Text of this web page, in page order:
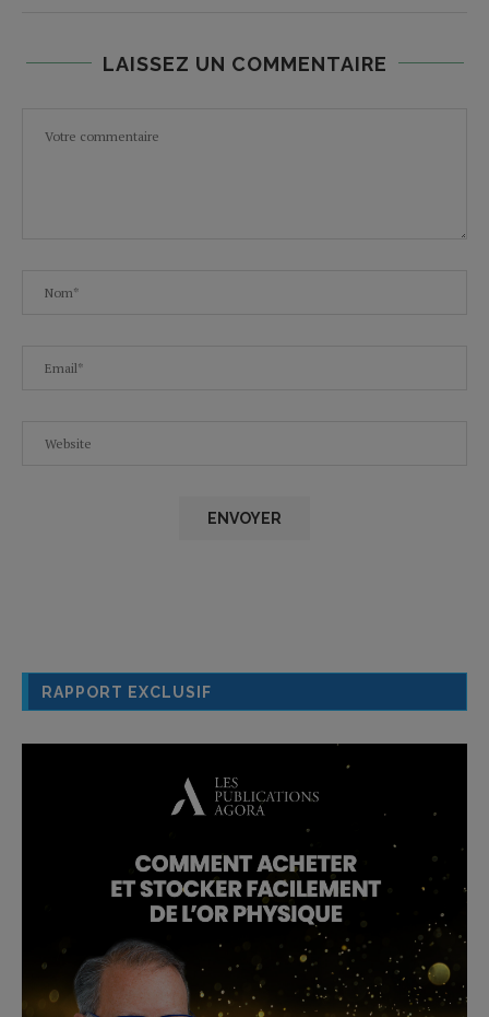
LAISSEZ UN COMMENTAIRE
RAPPORT EXCLUSIF